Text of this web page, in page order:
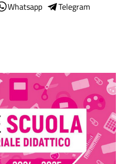
Whatsapp
Telegram